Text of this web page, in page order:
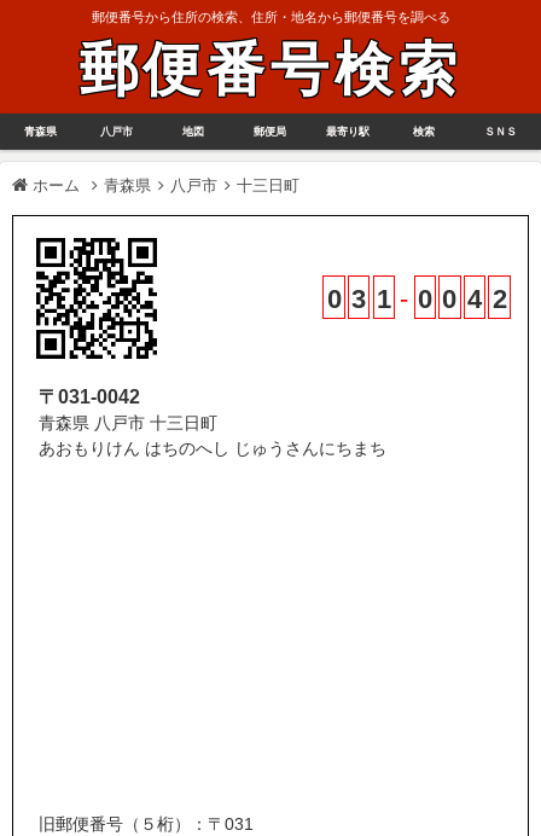
郵便番号から住所の検索、住所・地名から郵便番号を調べる
郵便番号検索
青森県 八戸市 地図 郵便局 最寄り駅 検索 ＳＮＳ
ホーム 青森県 八戸市 十三日町
0 3 1 - 0 0 4 2
〒031-0042
青森県 八戸市 十三日町
あおもりけん はちのへし じゅうさんにちまち
旧郵便番号（５桁）：〒031